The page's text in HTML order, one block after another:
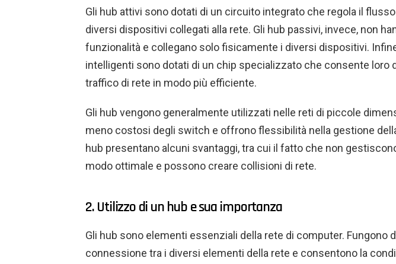
Gli hub attivi sono dotati di un circuito integrato che regola il
diversi dispositivi collegati alla rete. Gli hub passivi, invece, non
funzionalità e collegano solo fisicamente i diversi dispositivi.
intelligenti sono dotati di un chip specializzato che consente loro
traffico di rete in modo più efficiente.
Gli hub vengono generalmente utilizzati nelle reti di piccole
meno costosi degli switch e offrono flessibilità nella gestione
hub presentano alcuni svantaggi, tra cui il fatto che non
modo ottimale e possono creare collisioni di rete.
2. Utilizzo di un hub e sua importanza
Gli hub sono elementi essenziali della rete di computer. Fungono
connessione tra i diversi elementi della rete e consentono la